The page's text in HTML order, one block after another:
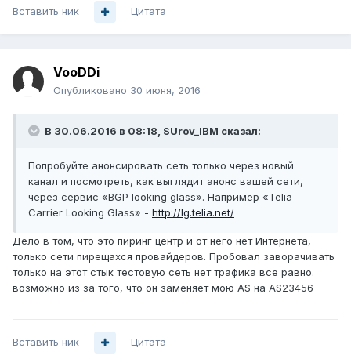
Вставить ник Цитата
VooDDi
Опубликовано 30 июня, 2016
В 30.06.2016 в 08:18, SUrov_IBM сказал:
Попробуйте анонсировать сеть только через новый
канал и посмотреть, как выглядит анонс вашей сети,
через сервис «BGP looking glass». Например «Telia
Carrier Looking Glass» - http://lg.telia.net/
Дело в том, что это пиринг центр и от него нет Интернета,
только сети пирещахся провайдеров. Пробовал заворачивать
только на этот стык тестовую сеть нет трафика все равно.
возможно из за того, что он заменяет мою AS на AS23456
Вставить ник Цитата